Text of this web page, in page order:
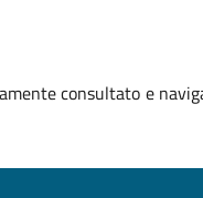
consultato e